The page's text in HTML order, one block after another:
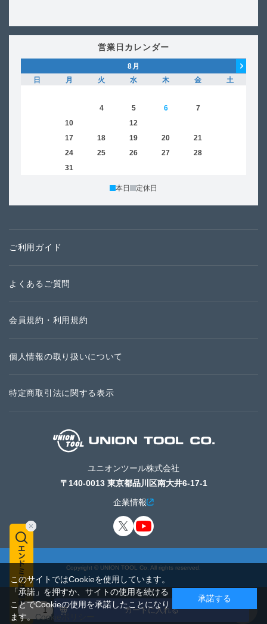
営業日カレンダー
8 月
日
月 火 水 木 金
土
4 5 6 7
10 12
17 18 19 20 21
24 25 26 27 28
31
本日 定休日
ご利用ガイド
よくあるご質問
会員規約・利用規約
個人情報の取り扱いについて
特定商取引法に関する表示
ユニオンツール株式会社
〒140-0013 東京都品川区南大井6-17-1
企業情報
Copyright © UNION TOOL Co. All rights reserved.
このサイトではCookieを使用しています。
「承諾」を押すか、サイトの使用を続ける
ことでCookieの使用を承諾したことになり
ます。Cookieポリシー
承諾する
カートに入れる